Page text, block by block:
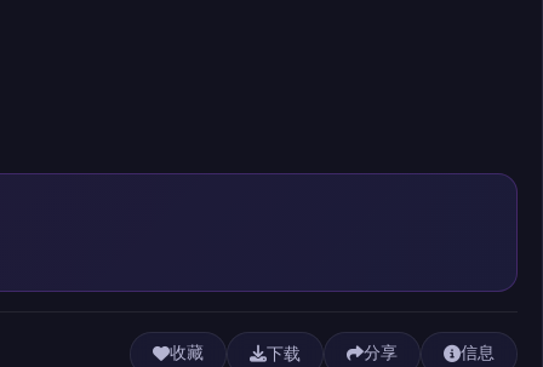
收藏 下载 分享 信息